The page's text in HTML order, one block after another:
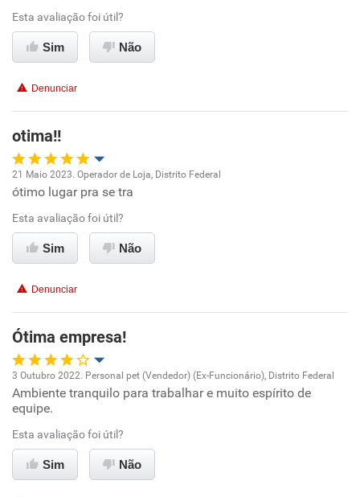
Ambiente de trabalho
Benefícios
Recomenda esta empresa
Recomenda a diretoria
Esta avaliação foi útil?
Sim Não
Denunciar
otima!!
Oportunidade de promoção
Ambiente de trabalho
Benefícios
Recomenda esta empresa
Recomenda a diretoria
21 Maio 2023. Operador de Loja, Distrito Federal
ótimo lugar pra se tra
Esta avaliação foi útil?
Sim Não
Denunciar
Ótima empresa!
Oportunidade de promoção
Ambiente de trabalho
Conciliação com a vida familiar
3 Outubro 2022. Personal pet (Vendedor) (Ex-Funcionário), Distrito Federal
Ambiente tranquilo para trabalhar e muito espírito de
equipe.
Esta avaliação foi útil?
Sim Não